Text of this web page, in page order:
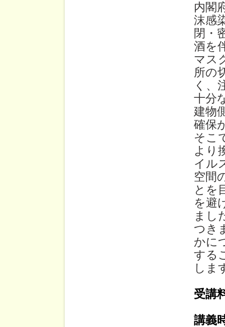
内閣
沫感
閉・
酒を
マス
所の
く、
十分
建物
確保
そこ
より
イル
空間
とを
を避
まし
つき
かに
する
しま
受講
講義